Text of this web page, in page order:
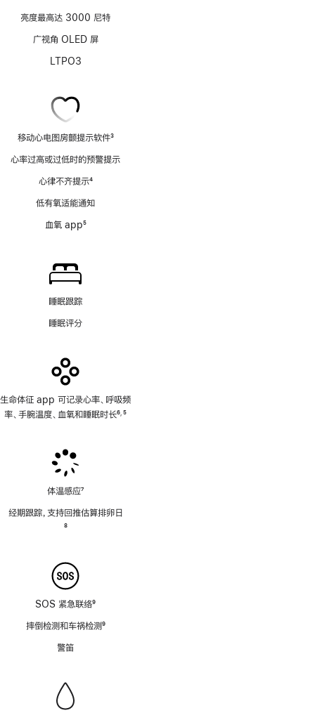
亮度最高达 3000 尼特
广视角 OLED 屏
LTPO3
移动心电图房颤提示软件3
心率过高或过低时的预警提示
心律不齐提示4
低有氧适能通知
血氧 app5
睡眠跟踪
睡眠评分
生命体征 app 可记录心率、呼吸频
率、手腕温度、血氧和睡眠时长6 5
体温感应7
经期跟踪，支持回推估算排卵日
8
SOS 紧急联络9
摔倒检测和车祸检测9
警笛